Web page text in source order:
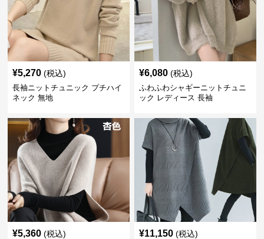
¥5,270 (税込)
長袖ニットチュニック プチハイ
ネック 無地
¥6,080 (税込)
ふわふわシャギーニットチュニ
ック レディース 長袖
¥5,360 (税込) ¥11,150 (税込)